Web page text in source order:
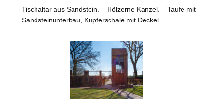
Tischaltar aus Sandstein. – Hölzerne Kanzel. – Taufe mit
Sandsteinunterbau, Kupferschale mit Deckel.